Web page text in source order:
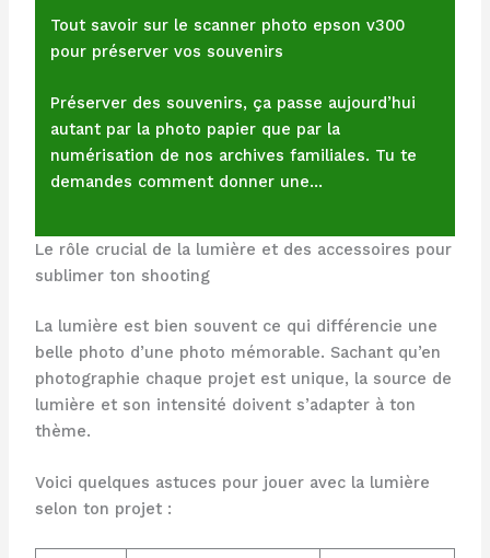
Tout savoir sur le scanner photo epson v300
pour préserver vos souvenirs
Préserver des souvenirs, ça passe aujourd’hui
autant par la photo papier que par la
numérisation de nos archives familiales. Tu te
demandes comment donner une…
Le rôle crucial de la lumière et des accessoires pour
sublimer ton shooting
La lumière est bien souvent ce qui différencie une
belle photo d’une photo mémorable. Sachant qu’en
photographie chaque projet est unique, la source de
lumière et son intensité doivent s’adapter à ton
thème.
Voici quelques astuces pour jouer avec la lumière
selon ton projet :